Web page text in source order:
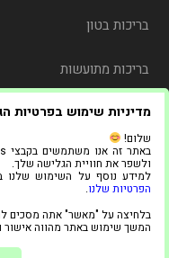
מדיניות שימוש בפרטיות
שלום!
ולשפר את חוויית הגלישה שלך.
למידע נוסף על השימוש שלנו
הפרטיות שלנו.
בלחיצה על "מאשר" אתה מסכים
המשך שימוש באתר מהווה אישור
בריכות בטון
בריכות מתועשות
משלוח
צור קשר